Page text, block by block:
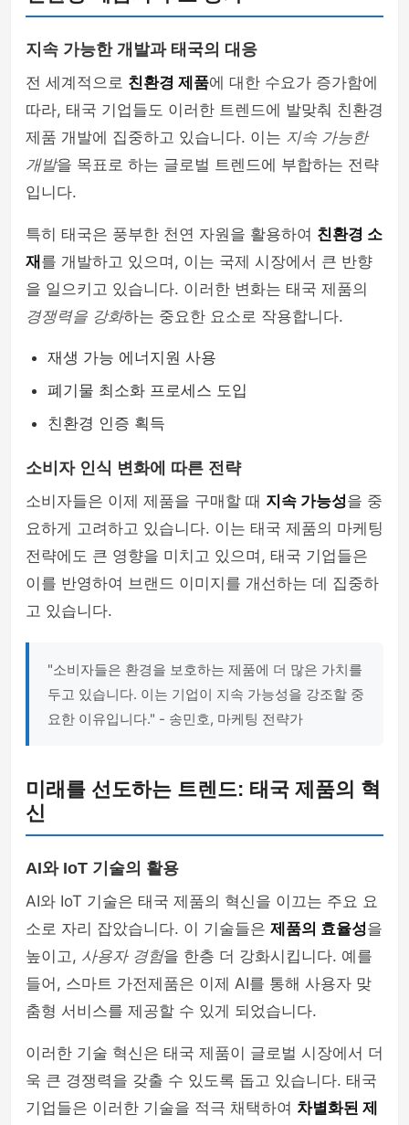
지속 가능한 개발과 태국의 대응
전 세계적으로 친환경 제품에 대한 수요가 증가함에
따라, 태국 기업들도 이러한 트렌드에 발맞춰 친환경
제품 개발에 집중하고 있습니다. 이는 지속 가능한
개발을 목표로 하는 글로벌 트렌드에 부합하는 전략
입니다.
특히 태국은 풍부한 천연 자원을 활용하여 친환경 소
재 를 개발하고 있으며, 이는 국제 시장에서 큰 반향
을 일으키고 있습니다. 이러한 변화는 태국 제품의
경쟁력을 강화하는 중요한 요소로 작용합니다.
재생 가능 에너지원 사용
폐기물 최소화 프로세스 도입
친환경 인증 획득
소비자 인식 변화에 따른 전략
소비자들은 이제 제품을 구매할 때 지속 가능성을 중
요하게 고려하고 있습니다. 이는 태국 제품의 마케팅
전략에도 큰 영향을 미치고 있으며, 태국 기업들은
이를 반영하여 브랜드 이미지를 개선하는 데 집중하
고 있습니다.
"소비자들은 환경을 보호하는 제품에 더 많은 가치를
두고 있습니다. 이는 기업이 지속 가능성을 강조할 중
요한 이유입니다." - 송민호, 마케팅 전략가
미래를 선도하는 트렌드: 태국 제품의 혁
신
AI와 IoT 기술의 활용
AI와 IoT 기술은 태국 제품의 혁신을 이끄는 주요 요
소로 자리 잡았습니다. 이 기술들은 제품의 효율성을
높이고, 사용자 경험을 한층 더 강화시킵니다. 예를
들어, 스마트 가전제품은 이제 AI를 통해 사용자 맞
춤형 서비스를 제공할 수 있게 되었습니다.
이러한 기술 혁신은 태국 제품이 글로벌 시장에서 더
욱 큰 경쟁력을 갖출 수 있도록 돕고 있습니다. 태국
기업들은 이러한 기술을 적극 채택하여 차별화된 제